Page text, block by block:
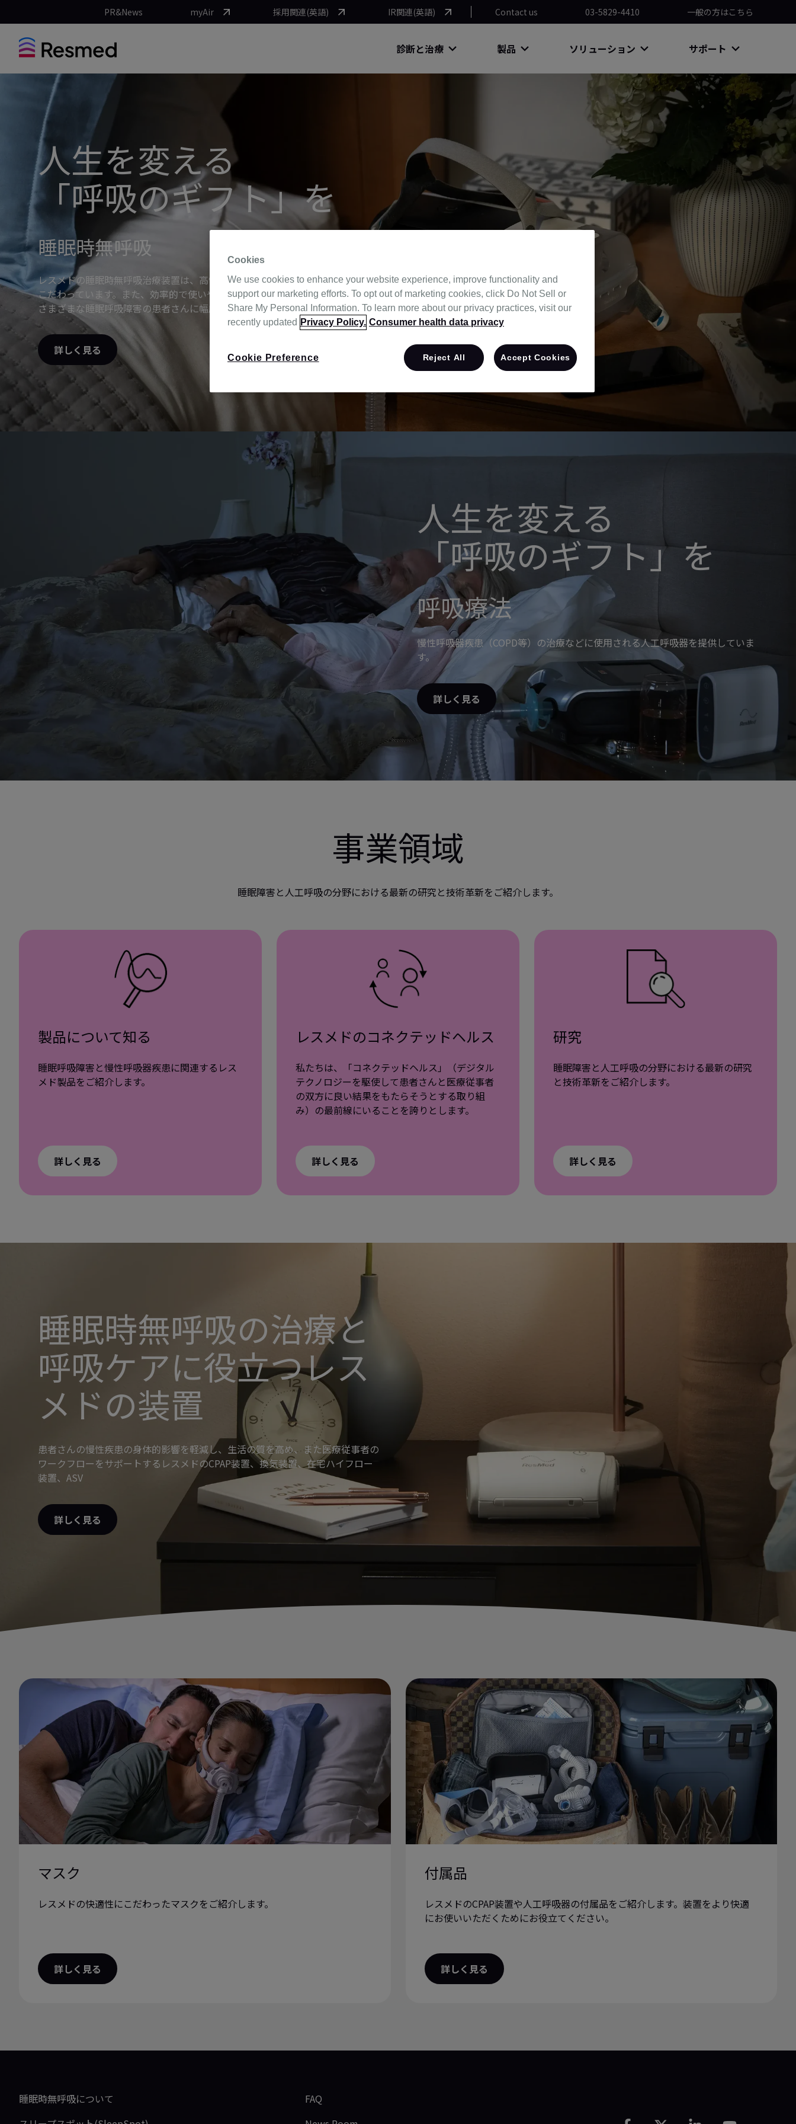
PR&News myAir 採用関連(英語) IR関連(英語) Contact us 03-5829-4410 一般の方はこちら
診断と治療 製品 ソリューション サポート
人生を変える
「呼吸のギフト」を
睡眠時無呼吸
レスメドの睡眠時無呼吸治療装置は、高性能であることはもちろん、快適さにも
こだわっています。また、効率的で使いやすいモニタリング機能も備えており、
さまざまな睡眠呼吸障害の患者さんに幅広く対応できます。
詳しく見る
人生を変える
「呼吸のギフト」を
呼吸療法
慢性呼吸器疾患（COPD等）の治療などに使用される人工呼吸器を提供していま
す。
詳しく見る
事業領域
睡眠障害と人工呼吸の分野における最新の研究と技術革新をご紹介します。
製品について知る
睡眠呼吸障害と慢性呼吸器疾患に関連するレス
メド製品をご紹介します。
詳しく見る
レスメドのコネクテッドヘルス
私たちは、「コネクテッドヘルス」（デジタル
テクノロジーを駆使して患者さんと医療従事者
の双方に良い結果をもたらそうとする取り組
み）の最前線にいることを誇りとします。
詳しく見る
研究
睡眠障害と人工呼吸の分野における最新の研究
と技術革新をご紹介します。
詳しく見る
睡眠時無呼吸の治療と
呼吸ケアに役立つレス
メドの装置
患者さんの慢性疾患の身体的影響を軽減し、生活の質を高め、また医療従事者の
ワークフローをサポートするレスメドのCPAP装置、換気装置、在宅ハイフロー
装置、ASV
詳しく見る
マスク
レスメドの快適性にこだわったマスクをご紹介します。
詳しく見る
付属品
レスメドのCPAP装置や人工呼吸器の付属品をご紹介します。装置をより快適
にお使いいただくためにお役立てください。
詳しく見る
睡眠時無呼吸について
FAQ
Cookies
We use cookies to enhance your website experience, improve functionality and
support our marketing efforts. To opt out of marketing cookies, click Do Not Sell or
Share My Personal Information. To learn more about our privacy practices, visit our
recently updated Privacy Policy. Consumer health data privacy
Cookie Preference Reject All Accept Cookies